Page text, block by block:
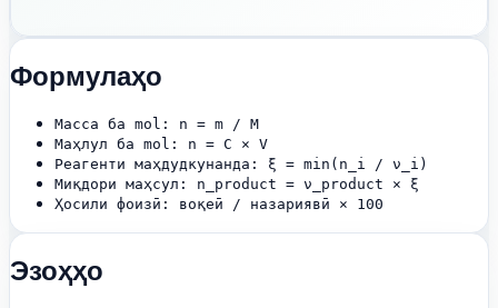
Формулаҳо
Масса ба mol: n = m / M
Маҳлул ба mol: n = C × V
Реагенти маҳдудкунанда: ξ = min(n_i / ν_i)
Миқдори маҳсул: n_product = ν_product × ξ
Ҳосили фоизӣ: воқеӣ / назариявӣ × 100
Эзоҳҳо